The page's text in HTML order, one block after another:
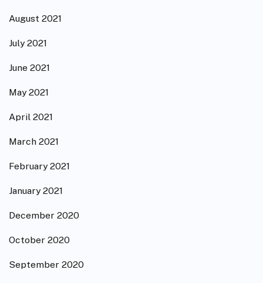
August 2021
July 2021
June 2021
May 2021
April 2021
March 2021
February 2021
January 2021
December 2020
October 2020
September 2020